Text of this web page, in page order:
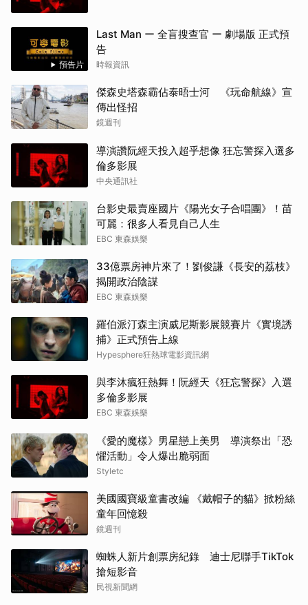
預告片
Last Man ー 全盲搜查官 ー 劇場版 正式預
告
時報資訊
傑森史塔森霸佔泰晤士河 《玩命航線》宣
傳出怪招
鏡週刊
導演讚阮經天投入超乎想像 狂忘警探入選多
倫多影展
中央通訊社
台影史最賣座國片《陽光女子合唱團》！苗
可麗：很多人看見自己人生
EBC 東森娛樂
33億票房神片來了！劉俊謙《長安的荔枝》
揭開政治陰謀
EBC 東森娛樂
羅伯派汀森主演威尼斯影展競賽片《實境誘
捕》正式預告上線
Hypesphere狂熱球電影資訊網
與李沐瘋狂熱舞！阮經天《狂忘警探》入選
多倫多影展
EBC 東森娛樂
《愛的魔樣》男星戀上美男 導演祭出「恐
懼活動」令人爆出脆弱面
Styletc
美國國寶級童書改編 《戴帽子的貓》掀粉絲
童年回憶殺
鏡週刊
蜘蛛人新片創票房紀錄 迪士尼聯手TikTok
搶短影音
民視新聞網